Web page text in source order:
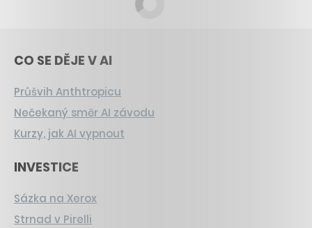
CO SE DĚJE V AI
Průšvih Anthtropicu
Nečekaný směr AI závodu
Kurzy, jak AI vypnout
INVESTICE
Sázka na Xerox
Strnad v Pirelli